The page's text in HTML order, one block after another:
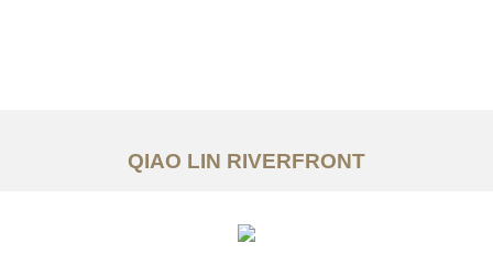
Layanan
Kontak
QIAO LIN RIVERFRONT